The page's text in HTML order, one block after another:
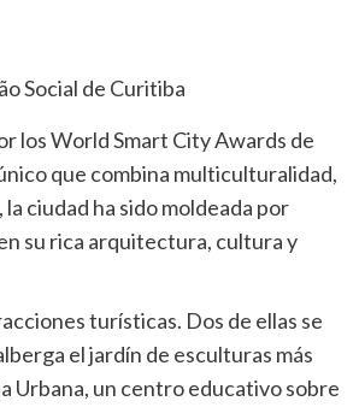
los World Smart City Awards de
que combina multiculturalidad,
ciudad ha sido moldeada por
su rica arquitectura, cultura y
turísticas. Dos de ellas se
el jardín de esculturas más
Urbana, un centro educativo sobre